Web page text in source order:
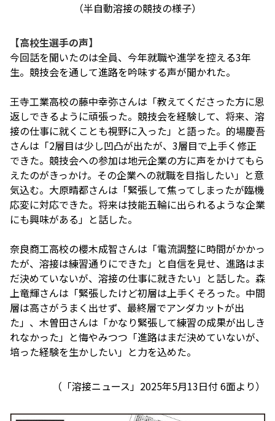
（半自動溶接の競技の様子）
【高校生選手の声】
今回話を聞いたのは全員、今年就職や進学を控える3年
生。競技会を通して進路を吟味する声が聞かれた。
王寺工業高校の藤中幸弥さんは「教えてくださった方に恩
返しできるように頑張った。競技会を経験して、将来、溶
接の仕事に就くことも視野に入った」と語った。的場慶吾
さんは「2層目は少し凹凸が出たが、3層目で上手く修正
できた。競技会への参加は地元企業の方に声をかけてもら
えたのがきっかけ。その企業への就職を目指したい」と意
気込む。大原晴都さんは「緊張して焦ってしまったが臨機
応変に対応できた。将来は技能五輪に出られるような企業
にも興味がある」と話した。
奈良商工高校の櫻木成智さんは「電流調整に時間がかかっ
たが、溶接は練習通りにできた」と自信を見せ、進路はま
だ決めていないが、溶接の仕事に就きたい」と話した。森
上竜輝さんは「緊張したけど初層は上手くそろった。中間
層は高さがうまく出せず、最終層でアンダカットが出
た」、木曽田さんは「かなり緊張して練習の成果が出しき
れなかった」と悔やみつつ「進路はまだ決めていないが、
培った経験を生かしたい」と力を込めた。
（「溶接ニュース」2025年5月13日付 6面より）